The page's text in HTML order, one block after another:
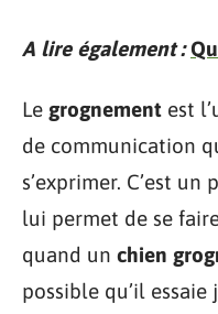
A lire également :
Le grognement est
de communication
s’exprimer. C’est
lui permet de se
quand un chien
possible qu’il